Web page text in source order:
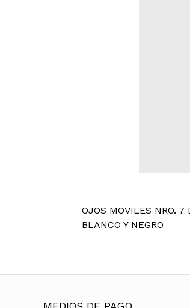
OJOS MOVILES NRO.
BLANCO Y NEGRO